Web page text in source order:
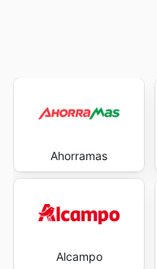
Ahorramas
Alcampo